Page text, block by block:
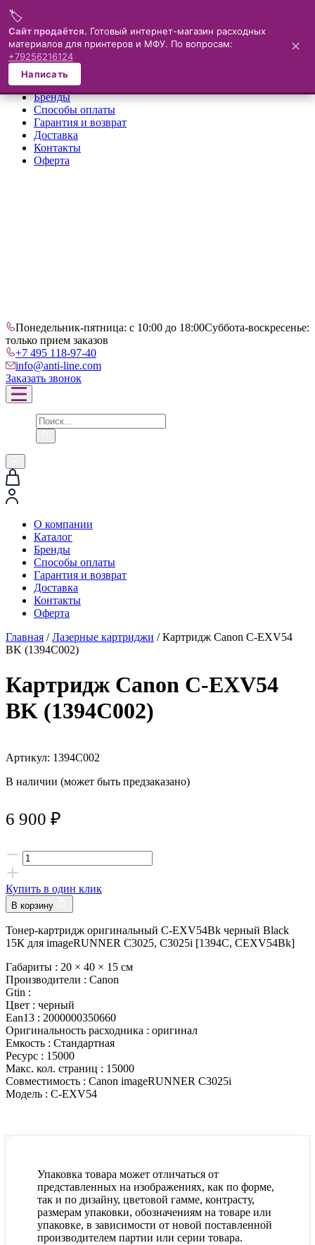
Меню
×
О компании
Каталог
Бренды
Способы оплаты
Гарантия и возврат
Доставка
Контакты
Оферта
Понедельник-пятница: с 10:00 до 18:00Суббота-воскресенье:
только прием заказов
+7 495 118-97-40
info@anti-line.com
Заказать звонок
О компании
Каталог
Бренды
Способы оплаты
Гарантия и возврат
Доставка
Контакты
Оферта
Главная /Лазерные картриджи / Картридж Canon C-EXV54
BK (1394C002)
Картридж Canon C-EXV54
BK (1394C002)
Артикул: 1394C002
В наличии (может быть предзаказано)
6 900 ₽
Купить в один клик
В корзину
Тонер-картридж оригинальный C-EXV54Bk черный Black
15К для imageRUNNER C3025, C3025i [1394C, CEXV54Bk]
Габариты : 20 × 40 × 15 см
Производители : Canon
Gtin :
Цвет : черный
Ean13 : 2000000350660
Оригинальность расходника : оригинал
Емкость : Стандартная
Ресурс : 15000
Макс. кол. страниц : 15000
Совместимость : Canon imageRUNNER C3025i
Модель : C-EXV54
Упаковка товара может отличаться от
представленных на изображениях, как по форме,
так и по дизайну, цветовой гамме, контрасту,
размерам упаковки, обозначениям на товаре или
упаковке, в зависимости от новой поставленной
производителем партии или серии товара.
🏷️
Сайт продаётся. Готовый интернет-магазин расходных
материалов для принтеров и МФУ. По вопросам:
+79256216124
Написать
✕